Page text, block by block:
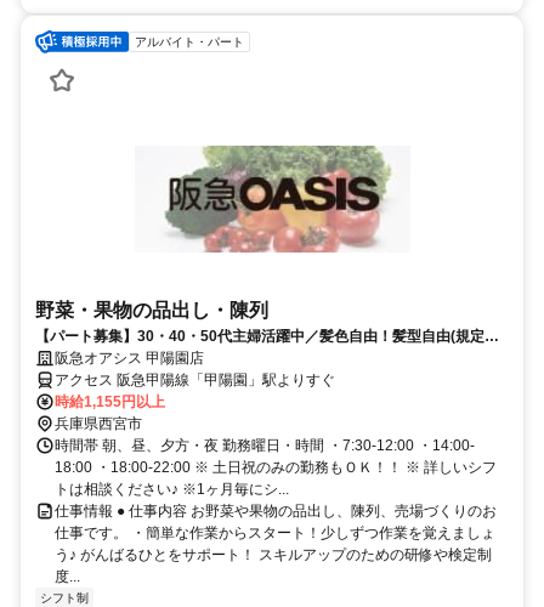
アルバイト・パート
野菜・果物の品出し・陳列
【パート募集】30・40・50代主婦活躍中／髪色自由！髪型自由(規定
有)、嬉しいお買い物特典あり♪
阪急オアシス 甲陽園店
アクセス 阪急甲陽線「甲陽園」駅よりすぐ
時給1,155円以上
兵庫県西宮市
時間帯 朝、昼、夕方・夜 勤務曜日・時間 ・7:30-12:00 ・14:00-
18:00 ・18:00-22:00 ※ 土日祝のみの勤務もＯＫ！！ ※ 詳しいシフ
トは相談ください♪ ※1ヶ月毎にシ...
仕事情報 ● 仕事内容 お野菜や果物の品出し、陳列、売場づくりのお
仕事です。 ・簡単な作業からスタート！少しずつ作業を覚えましょ
う♪ がんばるひとをサポート！ スキルアップのための研修や検定制
度...
シフト制